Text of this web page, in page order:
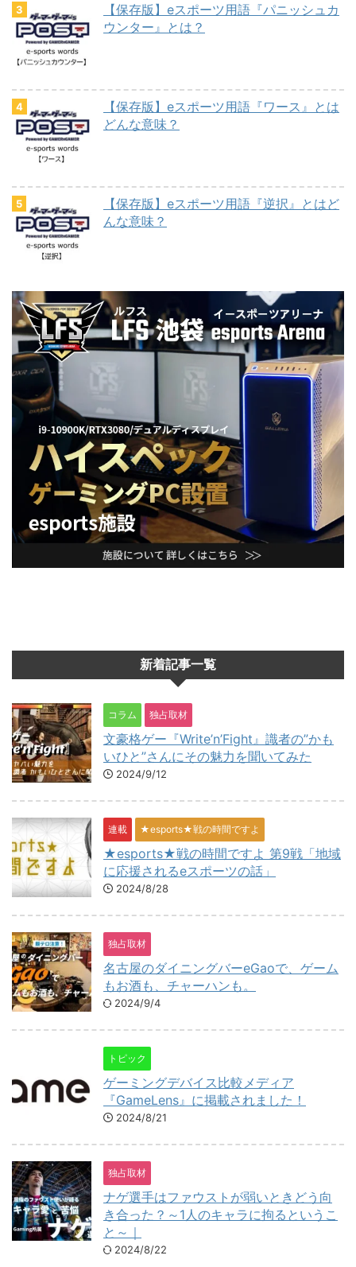
【保存版】eスポーツ用語『パニッシュカ
ウンター』とは？
【保存版】eスポーツ用語『ワース』とは
どんな意味？
【保存版】eスポーツ用語『逆択』とはど
んな意味？
新着記事一覧
コラム 独占取材
文豪格ゲー『Write’n’Fight』識者の”かも
いひと”さんにその魅力を聞いてみた
2024/9/12
連載 ★esports★戦の時間ですよ
★esports★戦の時間ですよ 第9戦「地域
に応援されるeスポーツの話」
2024/8/28
独占取材
名古屋のダイニングバーeGaoで、ゲーム
もお酒も、チャーハンも。
2024/9/4
トピック
ゲーミングデバイス比較メディア
『GameLens』に掲載されました！
2024/8/21
独占取材
ナゲ選手はファウストが弱いときどう向
き合った？～1人のキャラに拘るというこ
と～｜
2024/8/22